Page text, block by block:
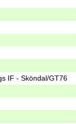
IF - Sköndal/GT76